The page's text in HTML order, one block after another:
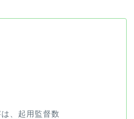
、起用監督数